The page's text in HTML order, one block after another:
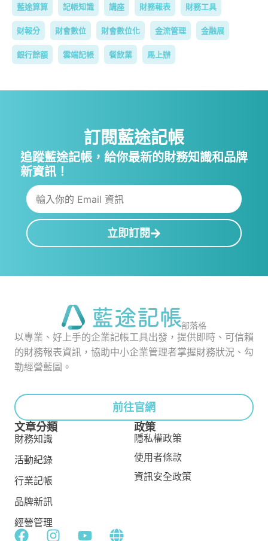
藍途算算 記帳知識 講座 財務報表 財務工具
財報分 財會數位 財會數位化 金流管理 金融展
銀行餘額 雲端記帳 餐飲業 馬上辦
訂閱藍途記帳
追蹤藍途記帳，給你最新的財務知識和品牌
新資訊！
立即訂閱
部落格
以專業、好上手的企業記帳工具出發，提供即時、可信賴
的財務報表資訊，協助中小企業管理者掌握財務狀況、勾
勒經營藍圖。
前往官網
文章分類
財務知識
活動紀錄
行業記帳
品牌新訊
經營管理
政策
隱私權政策
使用者條款
資訊安全政策